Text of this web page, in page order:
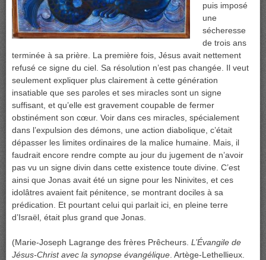
puis imposé
une
sécheresse
de trois ans
terminée à sa prière. La première fois, Jésus avait nettement
refusé ce signe du ciel. Sa résolution n’est pas changée. Il veut
seulement expliquer plus clairement à cette génération
insatiable que ses paroles et ses miracles sont un signe
suffisant, et qu’elle est gravement coupable de fermer
obstinément son cœur. Voir dans ces miracles, spécialement
dans l’expulsion des démons, une action diabolique, c’était
dépasser les limites ordinaires de la malice humaine. Mais, il
faudrait encore rendre compte au jour du jugement de n’avoir
pas vu un signe divin dans cette existence toute divine. C’est
ainsi que Jonas avait été un signe pour les Ninivites, et ces
idolâtres avaient fait pénitence, se montrant dociles à sa
prédication. Et pourtant celui qui parlait ici, en pleine terre
d’Israël, était plus grand que Jonas.
(Marie-Joseph Lagrange des frères Prêcheurs. L’Évangile de
Jésus-Christ avec la synopse évangélique . Artège-Lethellieux.